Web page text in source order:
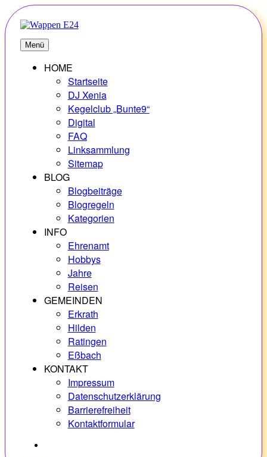
Zum
Inhalt
springen
E24
Erlebnisse – Hobbys – Vielfalt
Menü
HOME
Startseite
DJ Xenia
Kegelclub „Bunte9“
Digital
FAQ
Linksammlung
Sitemap
BLOG
Blogbeiträge
Blogregeln
Kategorien
INFO
Ehrenamt
Hobbys
Jahre
Reisen
GEMEINDEN
Erkrath
Hilden
Ratingen
Eßbach
KONTAKT
Impressum
Datenschutzerklärung
Barrierefreiheit
Kontaktformular